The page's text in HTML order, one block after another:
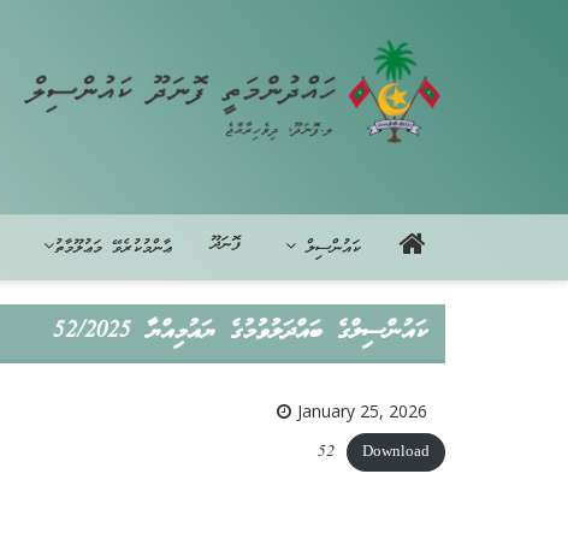
ކައުންސިލް ފޮނަދޫ ޢާންމުކުރެވޭ މަޢުލޫމާތު
ކައުންސިލްގެ ބައްދަލުވުމުގެ ޔައުމިއްޔާ 52/2025
January 25, 2026
52 Download